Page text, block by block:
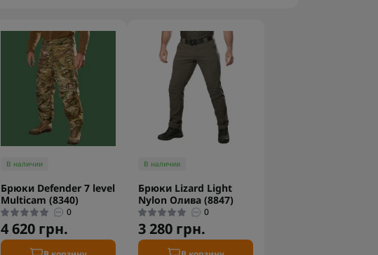
В наличии
Брюки Defender 7 level
Multicam (8340)
0
4 620 грн.
В наличии
Брюки Lizard Light
Nylon Олива (8847)
0
3 280 грн.